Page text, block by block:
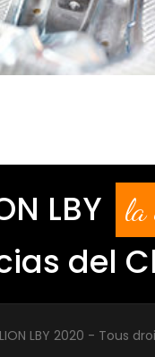
LBY la
del
LBY 2020 - Tous